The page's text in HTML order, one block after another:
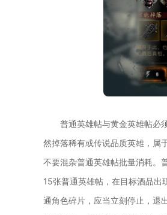
普通英雄帖与黄金英雄帖必
然掉落稀有或传说品质英雄，属
不要混杂普通英雄帖批量消耗。
15张普通英雄帖，在目标酒品
通角色碎片，应当立刻停止，退